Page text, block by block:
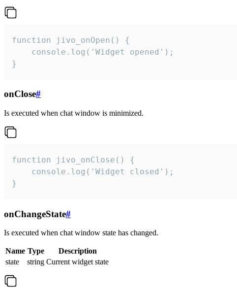
function jivo_onOpen() {
    console.log('Widget opened');
}
onClose#
Is executed when chat window is minimized.
function jivo_onClose() {
    console.log('Widget closed');
}
onChangeState#
Is executed when chat window state has changed.
Name Type
Description
state
string Current widget state